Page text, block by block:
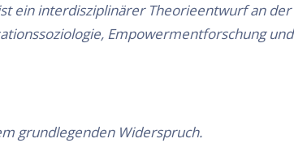
ein interdisziplinärer Theorieentwurf an der
Empowermentforschung und
grundlegenden Widerspruch.